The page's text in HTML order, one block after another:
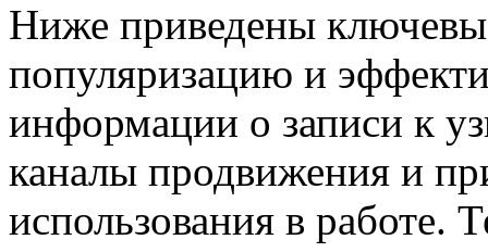
Ниже приведены
популяризацию и
информации о записи к
каналы продвижения и
использования в работе.